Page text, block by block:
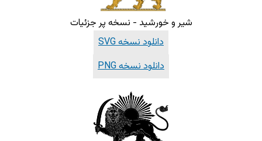
شیر و خورشید - نسخه پر جزئیات
دانلود نسخه SVG
دانلود نسخه PNG